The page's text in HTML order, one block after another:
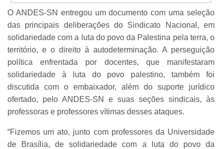
O ANDES-SN entregou um documento com uma seleção
das principais deliberações do Sindicato Nacional, em
solidariedade com a luta do povo da Palestina pela terra, o
território, e o direito à autodeterminação. A perseguição
política enfrentada por docentes, que manifestaram
solidariedade à luta do povo palestino, também foi
discutida com o embaixador, além do suporte jurídico
ofertado, pelo ANDES-SN e suas seções sindicais, às
professoras e professores vítimas desses ataques.
“Fizemos um ato, junto com professores da Universidade
de Brasília, de solidariedade com a luta do povo da